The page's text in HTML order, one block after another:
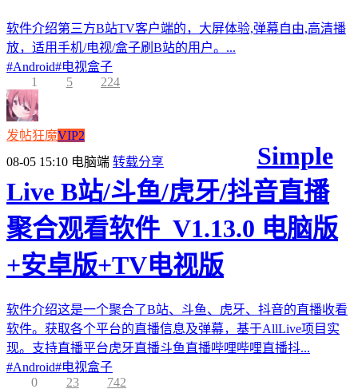
软件介绍第三方B站TV客户端的，大屏体验,弹幕自由,高清播
放，适用手机/电视/盒子刷B站的用户。...
#Android#电视盒子
1
5 224
发帖狂魔VIP2
08-05 15:10 电脑端 转载分享
Simple
Live B站/斗鱼/虎牙/抖音直播
聚合观看软件_V1.13.0 电脑版
+安卓版+TV电视版
软件介绍这是一个聚合了B站、斗鱼、虎牙、抖音的直播收看
软件。获取各个平台的直播信息及弹幕，基于AllLive项目实
现。支持直播平台虎牙直播斗鱼直播哔哩哔哩直播抖...
#Android#电视盒子
0
23 742